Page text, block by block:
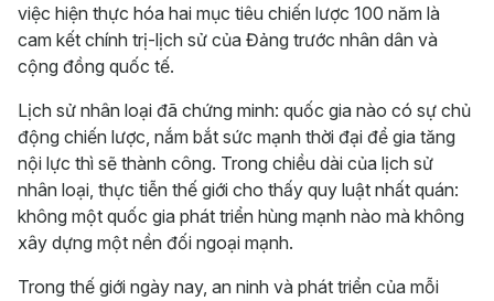
việc hiện thực hóa hai mục tiêu chiến lược 100 năm là
cam kết chính trị-lịch sử của Đảng trước nhân dân và
cộng đồng quốc tế.
Lịch sử nhân loại đã chứng minh: quốc gia nào có sự chủ
động chiến lược, nắm bắt sức mạnh thời đại để gia tăng
nội lực thì sẽ thành công. Trong chiều dài của lịch sử
nhân loại, thực tiễn thế giới cho thấy quy luật nhất quán:
không một quốc gia phát triển hùng mạnh nào mà không
xây dựng một nền đối ngoại mạnh.
Trong thế giới ngày nay, an ninh và phát triển của mỗi